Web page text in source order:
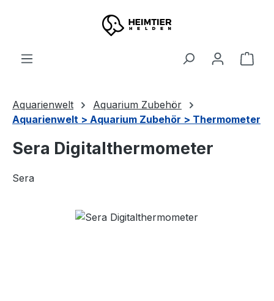
Zum Hauptinhalt springen
Aquarienwelt
Aquarium Zubehör
Aquarienwelt > Aquarium Zubehör > Thermometer
Sera Digitalthermometer
Sera
Bildergalerie überspringen